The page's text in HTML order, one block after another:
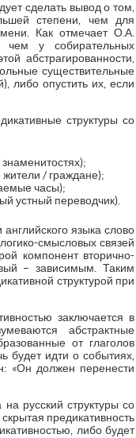
сделать вывод о том,
степени, чем для
Как отмечает О.А.
чем у собирательных
абстрагированности,
существительные
либо опустить их, если
структуры со
жители / граждане);
часы);
устный переводчик).
языка слово
смысловых связей
компонент вторично-
– зависимым. Таким
структурой при
заключается в
абстрактные
от глаголов
будет идти о событиях,
«Он должен перенести
русский структуры со
предикативность
либо будет